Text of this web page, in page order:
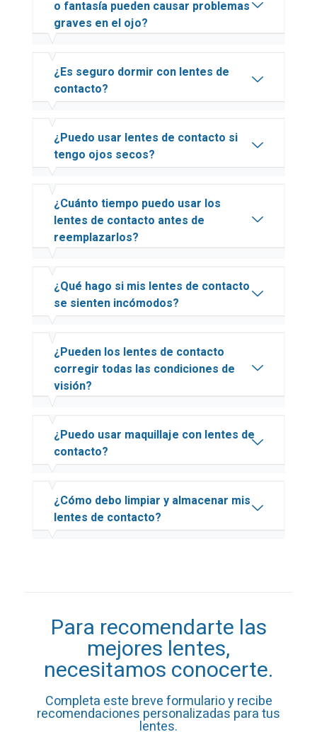
o fantasía pueden causar problemas
graves en el ojo?
¿Es seguro dormir con lentes de
contacto?
¿Puedo usar lentes de contacto si
tengo ojos secos?
¿Cuánto tiempo puedo usar los
lentes de contacto antes de
reemplazarlos?
¿Qué hago si mis lentes de contacto
se sienten incómodos?
¿Pueden los lentes de contacto
corregir todas las condiciones de
visión?
¿Puedo usar maquillaje con lentes de
contacto?
¿Cómo debo limpiar y almacenar mis
lentes de contacto?
Para recomendarte las
mejores lentes,
necesitamos conocerte.
Completa este breve formulario y recibe
recomendaciones personalizadas para tus
lentes.